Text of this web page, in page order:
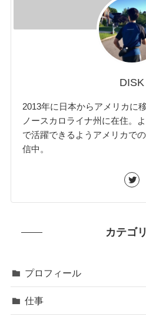
DISK
2013年に日本からアメリカに
ノースカロライナ州に在住。
で活躍できるようアメリカで
信中。
カテゴ
プロフィール
仕事